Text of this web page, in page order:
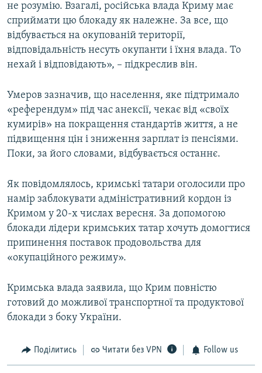
не розумію. Взагалі, російська влада Криму має
сприймати цю блокаду як належне. За все, що
відбувається на окупованій території,
відповідальність несуть окупанти і їхня влада. То
нехай і відповідають», – підкреслив він.
Умеров зазначив, що населення, яке підтримало
«референдум» під час анексії, чекає від «своїх
кумирів» на покращення стандартів життя, а не
підвищення цін і зниження зарплат із пенсіями.
Поки, за його словами, відбувається останнє.
Як повідомлялось, кримські татари оголосили про
намір заблокувати адміністративний кордон із
Кримом у 20-х числах вересня. За допомогою
блокади лідери кримських татар хочуть домогтися
припинення поставок продовольства для
«окупаційного режиму».
Кримська влада заявила, що Крим повністю
готовий до можливої транспортної та продуктової
блокади з боку України.
Поділитись Читати без VPN Follow us